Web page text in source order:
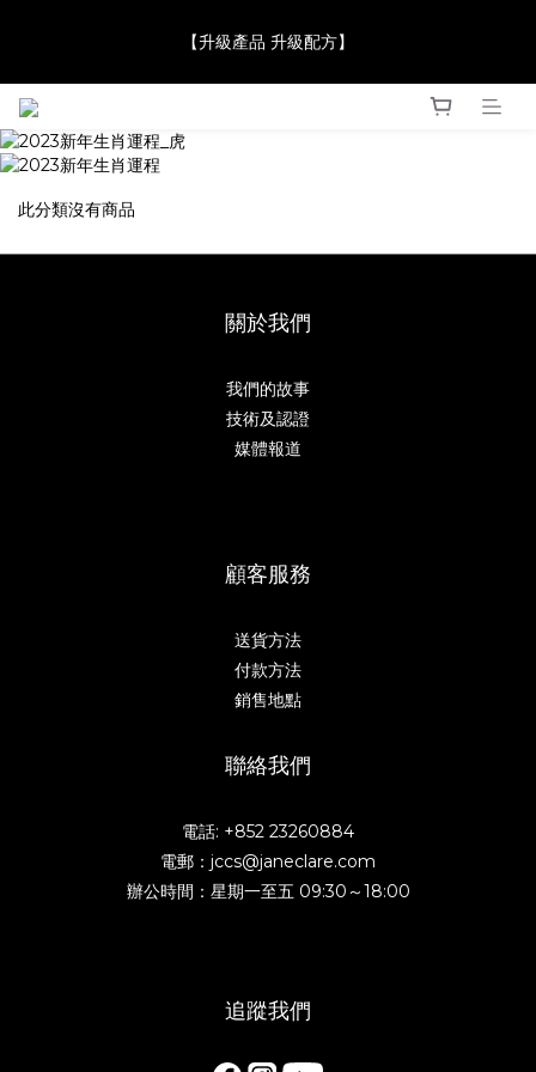
Award 勇奪金獎】
【升級產品 升級配方】
【JaneClare 康膚薈在iida Award Milan 2024 Professional
此分類沒有商品
關於我們
我們的故事
技術及認證
媒體報道
顧客服務
送貨方法
付款方法
銷售地點
聯絡我們
電話: +852 23260884
電郵：jccs@janeclare.com
辦公時間：星期一至五 09:30～18:00
追蹤我們